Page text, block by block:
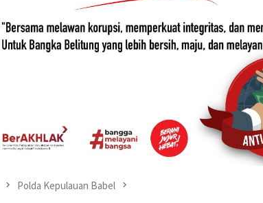
Polda Kepulauan Babel